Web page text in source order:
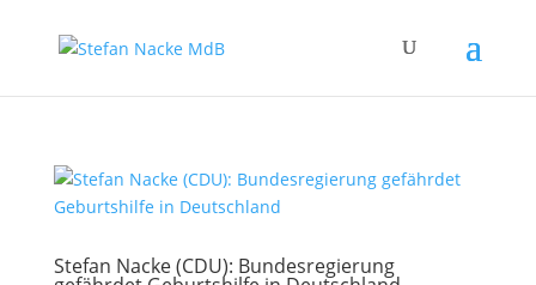
Stefan Nacke (CDU): Bundesregierung